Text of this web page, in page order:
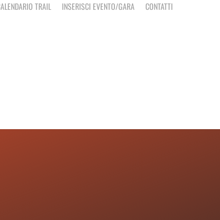
TRAIL INSERISCI EVENTO/GARA CONTATTI